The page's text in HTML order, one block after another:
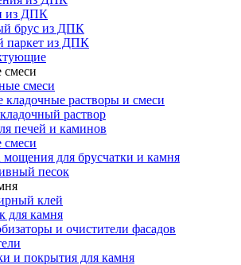
из ДПК
брус из ДПК
паркет из ДПК
смеси
смеси
кладочные растворы и смеси
раствор
печей и каминов
смеси
мощения для брусчатки и камня
песок
клей
для камня
и очистители фасадов
и покрытия для камня